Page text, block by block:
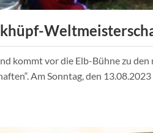
kommt vor die Elb-Bühne zu
Am Sonntag, den